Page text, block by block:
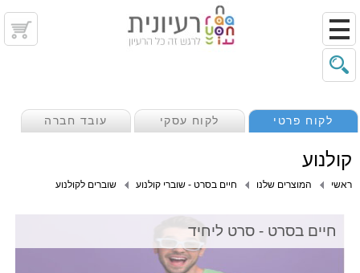
לקוח פרטי לקוח עסקי עובד חברה
קולנוע
ראשי המוצרים שלנו חיים בסרט - שוברי קולנוע שוברים לקולנוע
חיים בסרט - סרט ליחיד